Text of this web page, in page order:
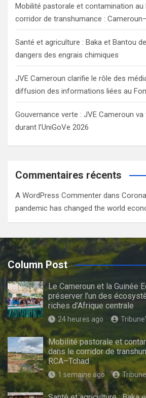
Mobilité pastorale et contamination au
corridor de transhumance :
Santé et agriculture : Baka et Bantou
dangers des engrais chimiques
JVE Cameroun clarifie le rôle des
diffusion des informations liées au
Gouvernance verte : JVE Cameroun
durant l’UniGoVe 2026
Commentaires récents
A WordPress Commenter dans
pandemic has changed the world
Column Post
Le Cameroun et la Guinée
préserver l’un des
riches d’Afrique centrale
24 heures ago
Mobilité pastorale et
dans le corridor de
RCA–Tchad
1 semaine ago